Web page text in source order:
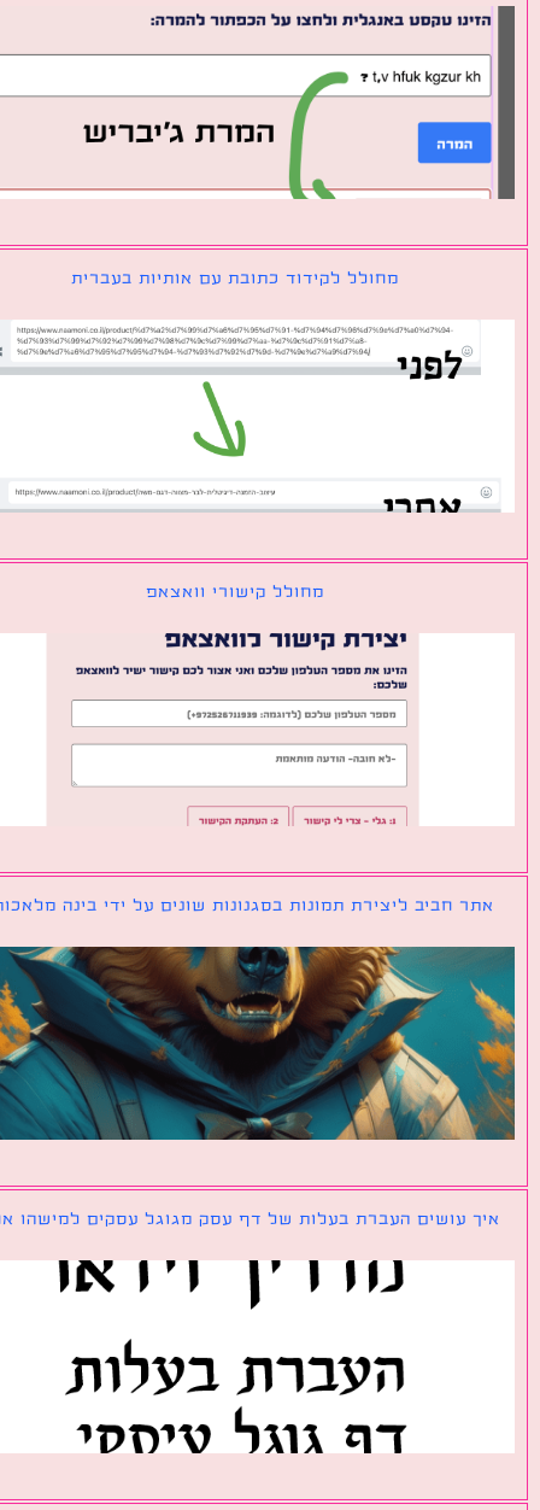
מחולל לקידוד כתובת עם אותיות בעברית
מחולל קישורי וואצאפ
חביב ליצירת תמונות בסגנונות שונים על ידי בינה מלאכותית
עושים העברת בעלות של דף עסק מגוגל עסקים למישהו אחר?